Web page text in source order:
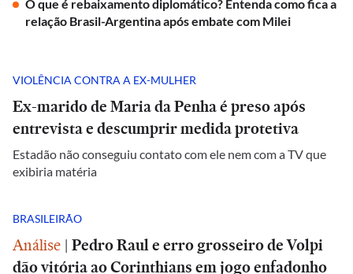
O que é rebaixamento diplomático? Entenda como fica a
relação Brasil-Argentina após embate com Milei
VIOLÊNCIA CONTRA A EX-MULHER
Ex-marido de Maria da Penha é preso após
entrevista e descumprir medida protetiva
Estadão não conseguiu contato com ele nem com a TV que
exibiria matéria
BRASILEIRÃO
Análise | Pedro Raul e erro grosseiro de Volpi
dão vitória ao Corinthians em jogo enfadonho